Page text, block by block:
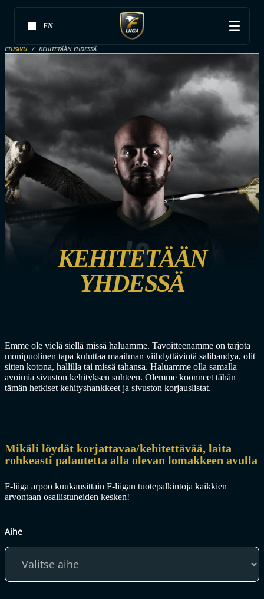
EN
ETUSIVU KEHITETÄÄN YHDESSÄ
KEHITETÄÄN
YHDESSÄ
Emme ole vielä siellä missä haluamme. Tavoitteenamme on tarjota
monipuolinen tapa kuluttaa maailman viihdyttävintä salibandya, olit
sitten kotona, hallilla tai missä tahansa. Haluamme olla samalla
avoimia sivuston kehityksen suhteen. Olemme koonneet tähän
tämän hetkiset kehityshankkeet ja sivuston korjauslistat.
Mikäli löydät korjattavaa/kehitettävää, laita
rohkeasti palautetta alla olevan lomakkeen avulla
F-liiga arpoo kuukausittain F-liigan tuotepalkintoja kaikkien
arvontaan osallistuneiden kesken!
Palautelomake
Aihe